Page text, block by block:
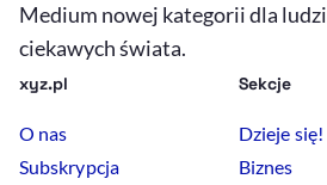
Medium nowej kategorii dla ludzi
ciekawych świata.
xyz.pl
O nas
Subskrypcja
Sekcje
Dzieje się!
Biznes